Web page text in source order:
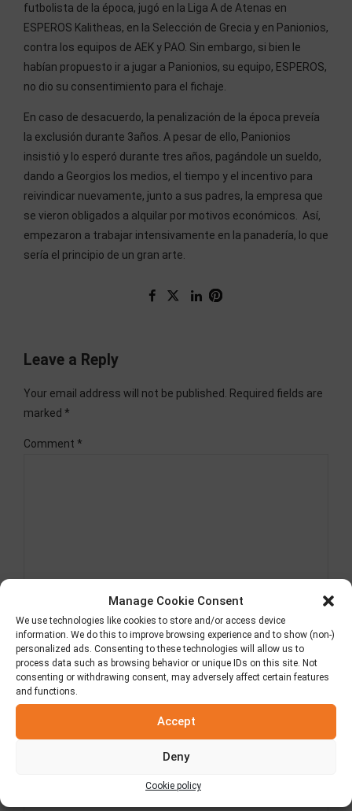
Manage Cookie Consent
We use technologies like cookies to store and/or access device
information. We do this to improve browsing experience and to show (non-)
personalized ads. Consenting to these technologies will allow us to
process data such as browsing behavior or unique IDs on this site. Not
consenting or withdrawing consent, may adversely affect certain features
and functions.
Accept
Deny
Cookie policy
futbolista de la época, jugó en la Liga A de Atenas en
ESPEROS Kalitheas, en la Selección de Grecia y en Panionios,
contra los equipos de AEK y PAO. Sin embargo, si bien le
habían propuesto ir a jugar a Panionios, su equipo, ESPEROS,
no dio su consentimiento para el fichaje.
En caso de desacuerdo, la penalización de la época preveía
la exclusión durante 3años. A pesar de ello, Panionios
insistió y lo esperó durante tres años, pagándole un sueldo,
dando a Georgios los medios, el tiempo y el incentivo para
reivindicar nuevamente, junto a sus padres, la empresa que
se vieron obligados a alquilar por motivos económicos. Así,
empezaron a trabajar intensivamente en la panadería, lo que
sería el principio de un gran arte.
Leave a Reply
Your email address will not be published. Required fields are
marked *
Comment *
Name *